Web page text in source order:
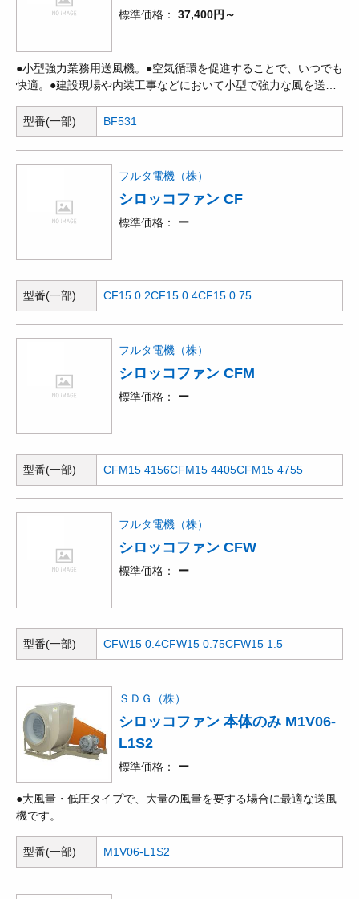
標準価格 37,400円～
●小型強力業務用送風機。●空気循環を促進することで、いつでも
快適。●建設現場や内装工事などにおいて小型で強力な風を送る
がら風速13m/sの風を送ることができるコンパクトタイプです。
●6台まで連結が可能なので広い場所も一か所の電源で乾燥ができ
ます。●0/40/90度に角度変更ができるので壁面の乾燥など立体的
な送風が可能です。●シロッコファン装備:本機は幅の狭い羽根が
多数取り付けられたドラム状のファンです。コンデンサ単相誘導
モータを使用し、ロータのシャフトと同軸にしたシロッコファン
が回転することで直交方向の風を送り出し空気の換気・循環を促
め、広い場所で複数台使用でき、空気の循環促進に最適です。●
保管時には最大3台まで積み重ねて収納が可能。保管スペースが
効果大。
型番(一部) BF531
フルタ電機（株）
シロッコファン CF
標準価格 ー
型番(一部) CF15 0.2CF15 0.4CF15 0.75
フルタ電機（株）
シロッコファン CFM
標準価格 ー
型番(一部) CFM15 4156CFM15 4405CFM15 4755
フルタ電機（株）
シロッコファン CFW
標準価格 ー
型番(一部) CFW15 0.4CFW15 0.75CFW15 1.5
ＳＤＧ（株）
シロッコファン 本体のみ M1V06-
L1S2
標準価格 ー
●大風量・低圧タイプで、大量の風量を要する場合に最適な送風
機です。
型番(一部) M1V06-L1S2